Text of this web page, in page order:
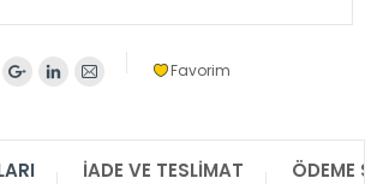
Favorim
İADE VE TESLIMAT ÖDEME